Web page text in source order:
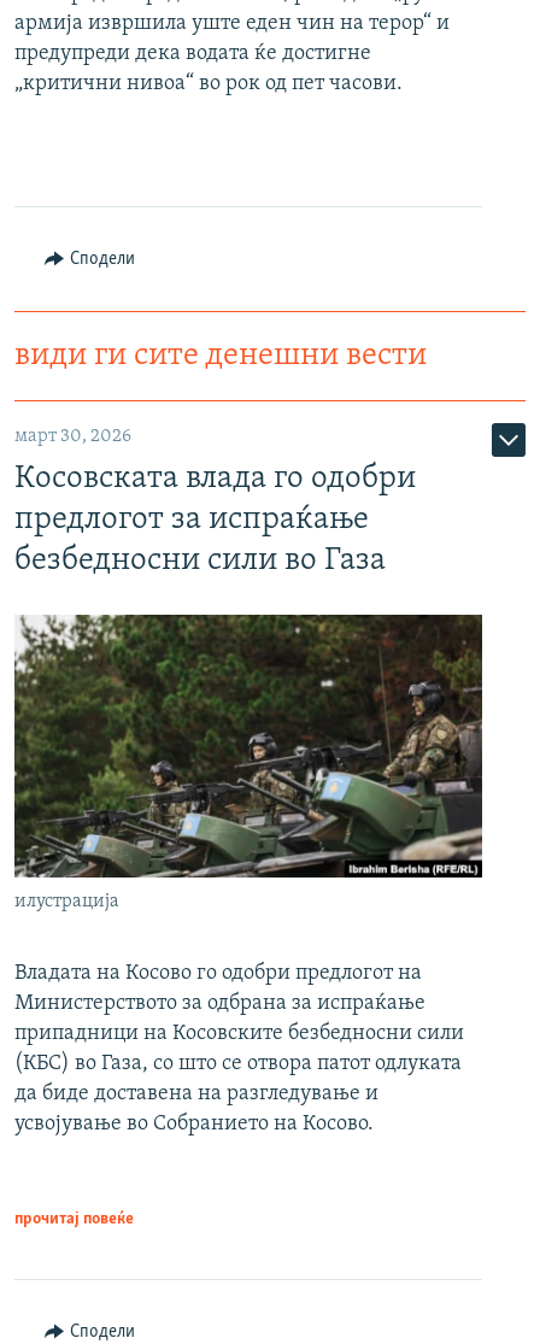
армија извршила уште еден чин на терор“ и
предупреди дека водата ќе достигне
„критични нивоа“ во рок од пет часови.
Сподели
види ги сите денешни вести
март 30, 2026
Косовската влада го одобри
предлогот за испраќање
безбедносни сили во Газа
илустрација
Владата на Косово го одобри предлогот на
Министерството за одбрана за испраќање
припадници на Косовските безбедносни сили
(КБС) во Газа, со што се отвора патот одлуката
да биде доставена на разгледување и
усвојување во Собранието на Косово.
прочитај повеќе
Сподели